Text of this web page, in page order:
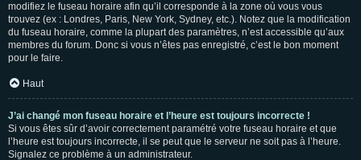
modifiez le fuseau horaire afin qu’il corresponde à la zone où vous vous
trouvez (ex : Londres, Paris, New York, Sydney, etc.). Notez que la modification
du fuseau horaire, comme la plupart des paramètres, n’est accessible qu’aux
membres du forum. Donc si vous n’êtes pas enregistré, c’est le bon moment
pour le faire.
Haut
J’ai changé mon fuseau horaire et l’heure est toujours incorrecte !
Si vous êtes sûr d’avoir correctement paramétré votre fuseau horaire et que
l’heure est toujours incorrecte, il se peut que le serveur ne soit pas à l’heure.
Signalez ce problème à un administrateur.